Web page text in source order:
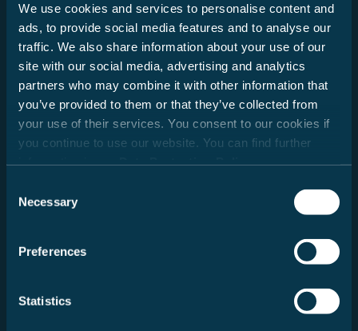
We use cookies and services to personalise content and
ads, to provide social media features and to analyse our
traffic. We also share information about your use of our
site with our social media, advertising and analytics
partners who may combine it with other information that
you’ve provided to them or that they’ve collected from
your use of their services. You consent to our cookies if
you continue to use our website. You can find further
Selection
Necessary
Preferences
Statistics
Tips
Lading zekeren in de camper
Goed voorbereid op reis gaan zorgt voor meer
ontspanning. Deze gids laat zien hoe je ervoor zorgt dat
alles op zijn plaats blijft in de camper – van simpele
6 min. leestijd